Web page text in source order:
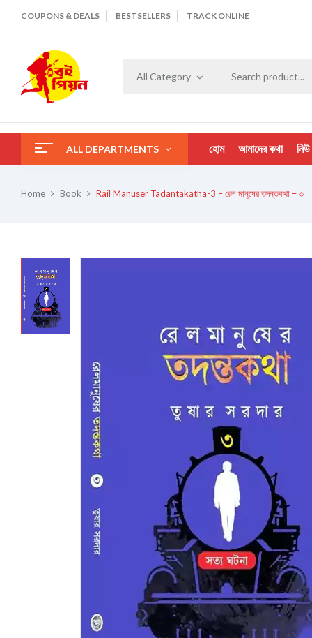
COUPONS & DEALS BESTSELLERS TRACK ONLINE
All Category
ALL DEPARTMENTS হোম আমাদের কথা নিউ
Home Book Rail Manuser Tadantakatha-3 – রেল মানুষের তদন্তকথা – ৩